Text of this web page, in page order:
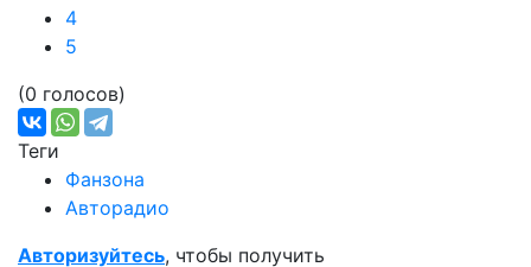
4
5
(0 голосов)
Теги
Фанзона
Авторадио
Авторизуйтесь, чтобы получить